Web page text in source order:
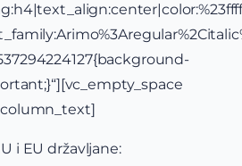
i EU državljane: